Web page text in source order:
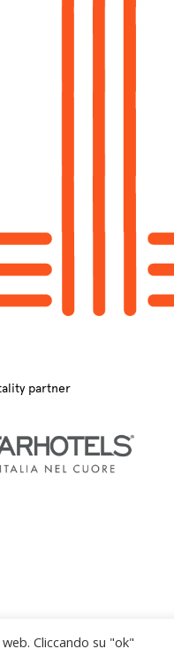
partner
Cliccando su "ok"